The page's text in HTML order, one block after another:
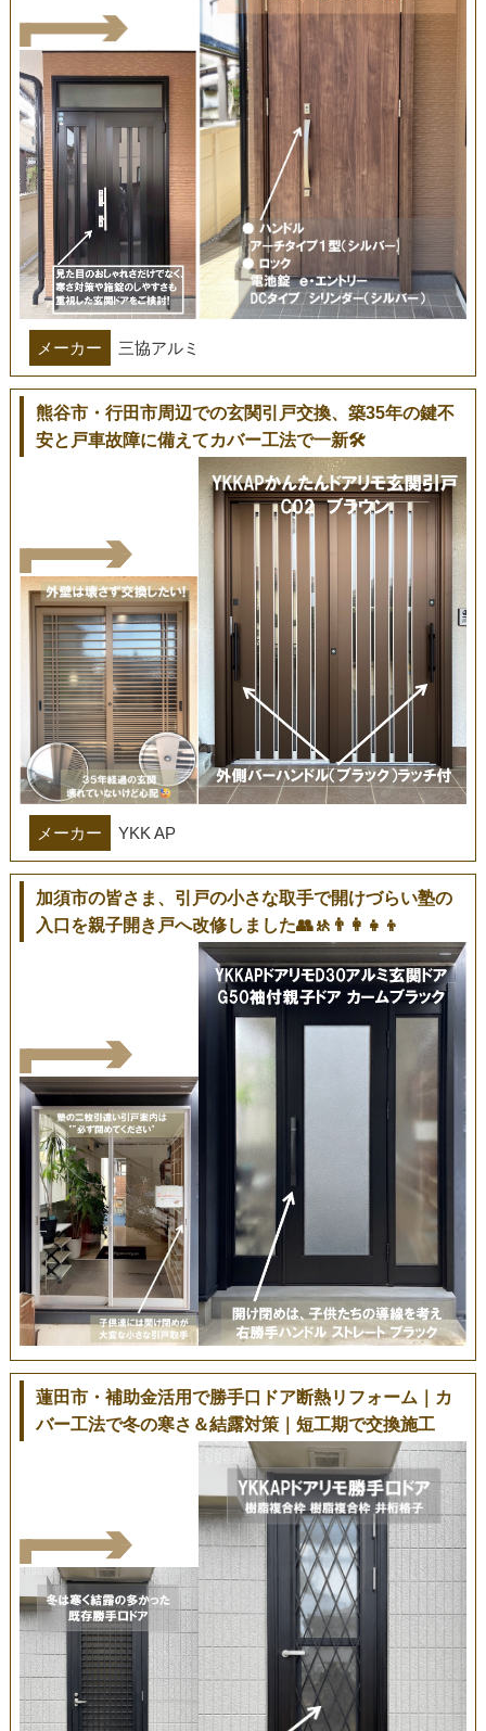
メーカー 三協アルミ
熊谷市・行田市周辺での玄関引戸交換、築35年の鍵不
安と戸車故障に備えてカバー工法で一新🛠️
メーカー YKK AP
加須市の皆さま、引戸の小さな取手で開けづらい塾の
入口を親子開き戸へ改修しました👥🚸👨‍👩‍👧‍👦
蓮田市・補助金活用で勝手口ドア断熱リフォーム｜カ
バー工法で冬の寒さ＆結露対策｜短工期で交換施工